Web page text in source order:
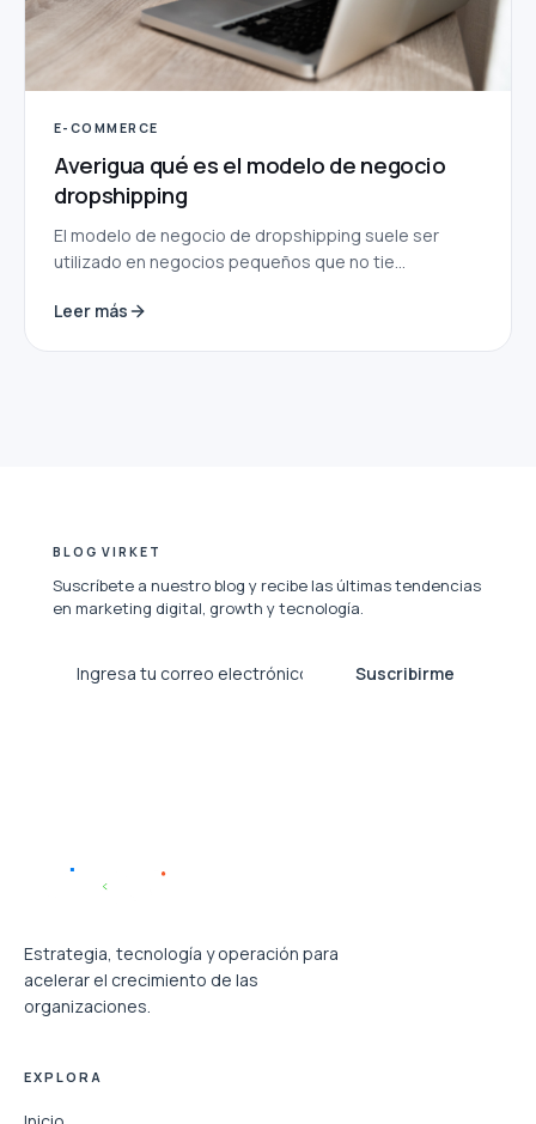
E-COMMERCE
Averigua qué es el modelo de negocio
dropshipping
El modelo de negocio de dropshipping suele ser
utilizado en negocios pequeños que no tie...
Leer más
BLOG VIRKET
Suscríbete a nuestro blog y recibe las últimas tendencias
en marketing digital, growth y tecnología.
Suscribirme
Estrategia, tecnología y operación para
acelerar el crecimiento de las
organizaciones.
EXPLORA